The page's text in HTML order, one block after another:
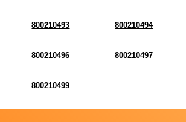
800210493 800210494
800210496 800210497
800210499